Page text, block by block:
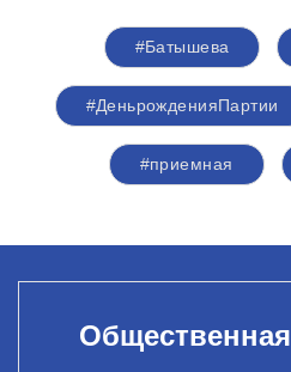
#Батышева
#ДеньрожденияПартии
#приемная